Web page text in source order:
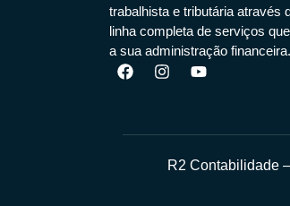
trabalhista e tributária através
linha completa de serviços
a sua administração financeira.
R2 Contabilidade